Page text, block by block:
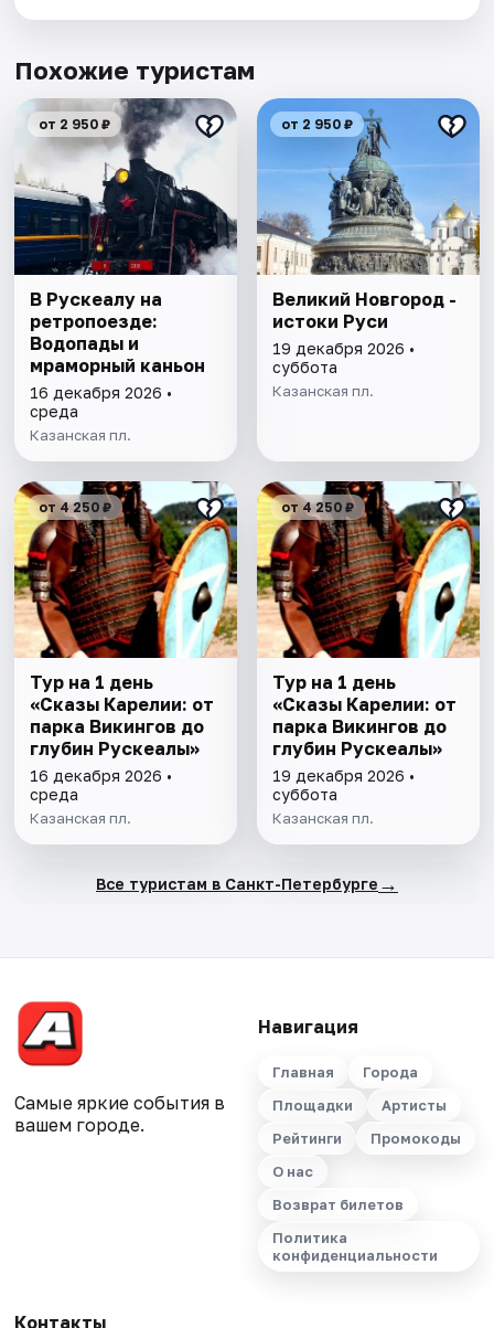
Похожие туристам
от 2 950 ₽
В Рускеалу на
ретропоезде:
Водопады и
мраморный каньон
16 декабря 2026 •
среда
Казанская пл.
от 2 950 ₽
Великий Новгород -
истоки Руси
19 декабря 2026 •
суббота
Казанская пл.
от 4 250 ₽
Тур на 1 день
«Сказы Карелии: от
парка Викингов до
глубин Рускеалы»
16 декабря 2026 •
среда
Казанская пл.
от 4 250 ₽
Тур на 1 день
«Сказы Карелии: от
парка Викингов до
глубин Рускеалы»
19 декабря 2026 •
суббота
Казанская пл.
Все туристам в Санкт-Петербурге →
Самые яркие события в
вашем городе.
Навигация
Главная
Города
Площадки
Артисты
Рейтинги
Промокоды
О нас
Возврат билетов
Политика
конфиденциальности
Контакты